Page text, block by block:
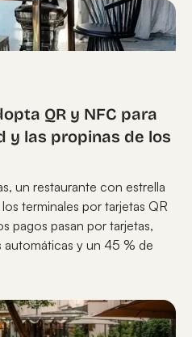
QR y NFC para
y las propinas de los
un restaurante con estrella
terminales por tarjetas QR
pagos pasan por tarjetas,
y un 45 % de